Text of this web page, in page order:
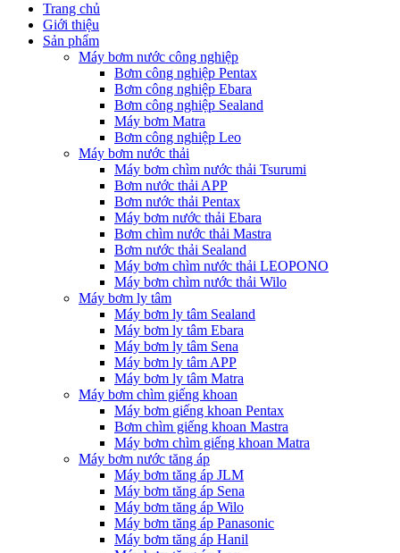
Trang chủ
Giới thiệu
Sản phẩm
Máy bơm nước công nghiệp
Bơm công nghiệp Pentax
Bơm công nghiệp Ebara
Bơm công nghiệp Sealand
Máy bơm Matra
Bơm công nghiệp Leo
Máy bơm nước thải
Máy bơm chìm nước thải Tsurumi
Bơm nước thải APP
Bơm nước thải Pentax
Máy bơm nước thải Ebara
Bơm chìm nước thải Mastra
Bơm nước thải Sealand
Máy bơm chìm nước thải LEOPONO
Máy bơm chìm nước thải Wilo
Máy bơm ly tâm
Máy bơm ly tâm Sealand
Máy bơm ly tâm Ebara
Máy bơm ly tâm Sena
Máy bơm ly tâm APP
Máy bơm ly tâm Matra
Máy bơm chìm giếng khoan
Máy bơm giếng khoan Pentax
Bơm chìm giếng khoan Mastra
Máy bơm chìm giếng khoan Matra
Máy bơm nước tăng áp
Máy bơm tăng áp JLM
Máy bơm tăng áp Sena
Máy bơm tăng áp Wilo
Máy bơm tăng áp Panasonic
Máy bơm tăng áp Hanil